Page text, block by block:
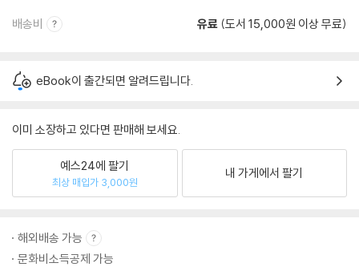
배송비 유료 (도서 15,000원 이상 무료)
eBook이 출간되면 알려드립니다.
이미 소장하고 있다면 판매해 보세요.
예스24에 팔기
최상 매입가 3,000원
내 가게에서 팔기
해외배송 가능
문화비소득공제 가능